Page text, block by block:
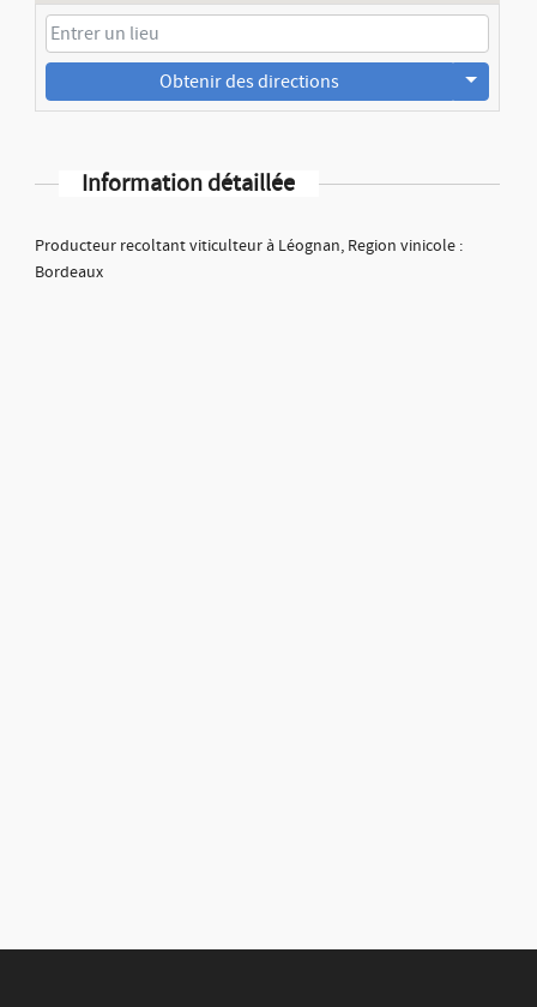
Obtenir des directions
Information détaillée
Producteur recoltant viticulteur à Léognan, Region vinicole :
Bordeaux